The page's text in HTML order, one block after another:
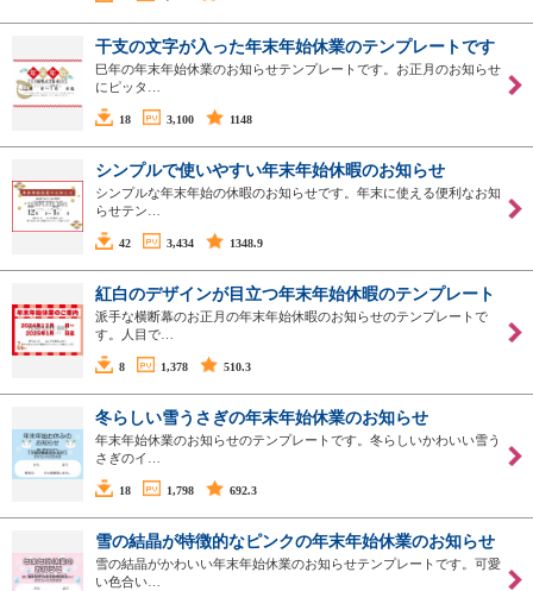
干支の文字が入った年末年始休業のテンプレートです
巳年の年末年始休業のお知らせテンプレートです。お正月のお知らせ
にピッタ…
18 3,100 1148
シンプルで使いやすい年末年始休暇のお知らせ
シンプルな年末年始の休暇のお知らせです。年末に使える便利なお知
らせテン…
42 3,434 1348.9
紅白のデザインが目立つ年末年始休暇のテンプレート
派手な横断幕のお正月の年末年始休暇のお知らせのテンプレートで
す。人目で…
8 1,378 510.3
冬らしい雪うさぎの年末年始休業のお知らせ
年末年始休業のお知らせのテンプレートです。冬らしいかわいい雪う
さぎのイ…
18 1,798 692.3
雪の結晶が特徴的なピンクの年末年始休業のお知らせ
雪の結晶がかわいい年末年始休業のお知らせテンプレートです。可愛
い色合い…